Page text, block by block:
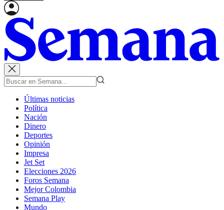
Últimas noticias
Política
Nación
Dinero
Deportes
Opinión
Impresa
Jet Set
Elecciones 2026
Foros Semana
Mejor Colombia
Semana Play
Mundo